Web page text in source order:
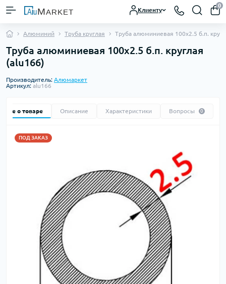
Клиенту
0
Алюминий Труба круглая Труба алюминиевая 100х2.5 б.п.
Труба алюминиевая 100х2.5 б.п. круглая
(alu166)
Производитель: Алюмаркет
Артикул: alu166
Все о товаре Описание Характеристики Вопросы 0
ПОД ЗАКАЗ